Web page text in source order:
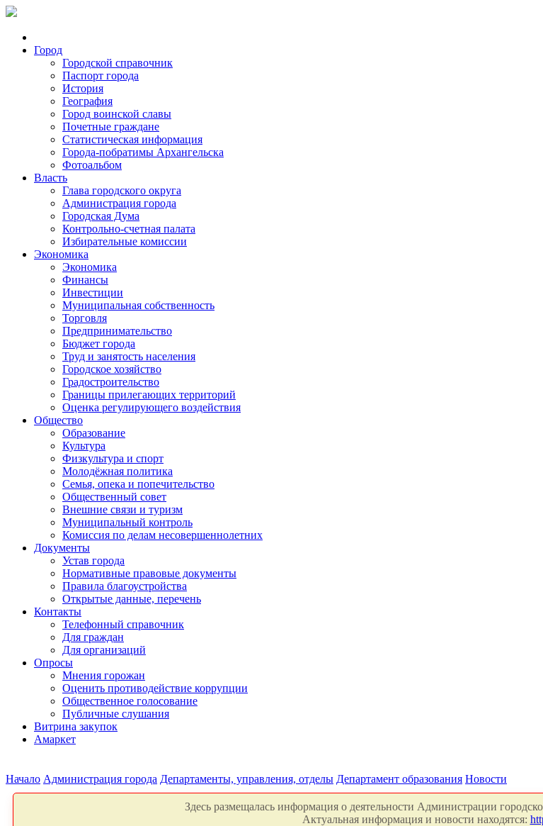
Город
Городской справочник
Паспорт города
История
География
Город воинской славы
Почетные граждане
Статистическая информация
Города-побратимы Архангельска
Фотоальбом
Власть
Глава городского округа
Администрация города
Городская Дума
Контрольно-счетная палата
Избирательные комиссии
Экономика
Экономика
Финансы
Инвестиции
Муниципальная собственность
Торговля
Предпринимательство
Бюджет города
Труд и занятость населения
Городское хозяйство
Градостроительство
Границы прилегающих территорий
Оценка регулирующего воздействия
Общество
Образование
Культура
Физкультура и спорт
Молодёжная политика
Семья, опека и попечительство
Общественный совет
Внешние связи и туризм
Муниципальный контроль
Комиссия по делам несовершеннолетних
Документы
Устав города
Нормативные правовые документы
Правила благоустройства
Открытые данные, перечень
Контакты
Телефонный справочник
Для граждан
Для организаций
Опросы
Мнения горожан
Оценить противодействие коррупции
Общественное голосование
Публичные слушания
Витрина закупок
Амаркет
Начало Администрация города Департаменты, управления, отделы Департамент образования Новости
Здесь размещалась информация о деятельности Администрации
Актуальная информация и новости находятся: